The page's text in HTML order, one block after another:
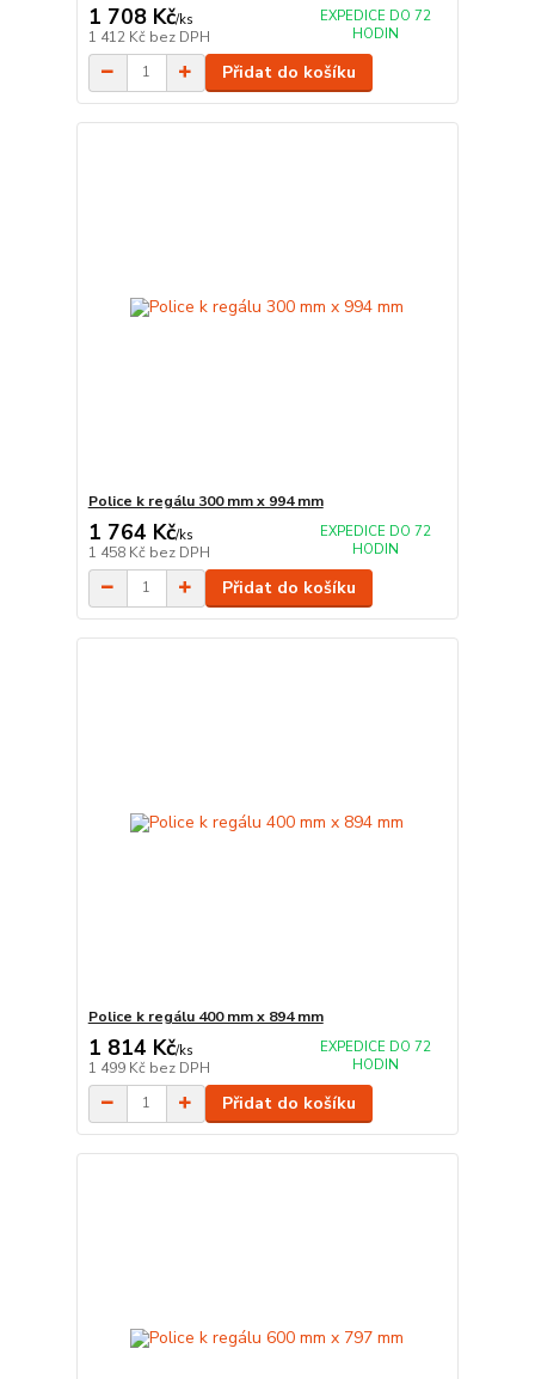
1 708 Kč/ks
1 412 Kč bez DPH
EXPEDICE DO 72
HODIN
Přidat do košíku
Police k regálu 300 mm x 994 mm
1 764 Kč/ks
1 458 Kč bez DPH
EXPEDICE DO 72
HODIN
Přidat do košíku
Police k regálu 400 mm x 894 mm
1 814 Kč/ks
1 499 Kč bez DPH
EXPEDICE DO 72
HODIN
Přidat do košíku